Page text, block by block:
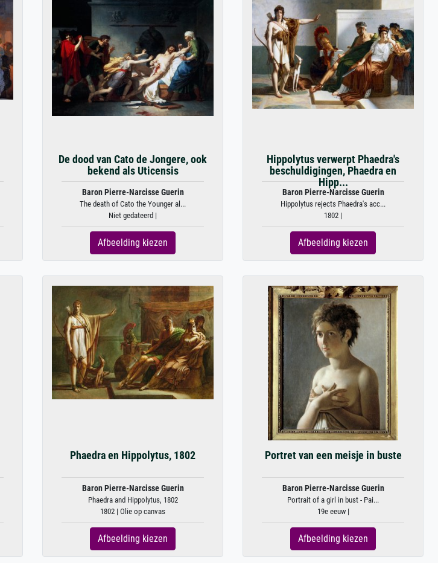
De dood van Cato de Jongere, ook
bekend als Uticensis
Baron Pierre-Narcisse Guerin
The death of Cato the Younger al...
Niet gedateerd |
Afbeelding kiezen
Hippolytus verwerpt Phaedra's
beschuldigingen, Phaedra en
Hipp...
Baron Pierre-Narcisse Guerin
Hippolytus rejects Phaedra's acc...
1802 |
Afbeelding kiezen
Phaedra en Hippolytus, 1802
Baron Pierre-Narcisse Guerin
Phaedra and Hippolytus, 1802
1802 | Olie op canvas
Afbeelding kiezen
Portret van een meisje in buste
Baron Pierre-Narcisse Guerin
Portrait of a girl in bust - Pai...
19e eeuw |
Afbeelding kiezen